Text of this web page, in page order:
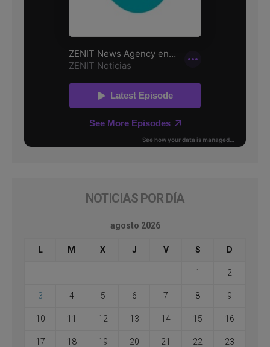
NOTICIAS POR DÍA
agosto 2026
L M X J V S D
1 2
3 4 5 6 7 8 9
10 11 12 13 14 15 16
17 18 19 20 21 22 23